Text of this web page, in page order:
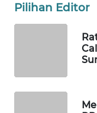
Pilihan Editor
WISATA
Network